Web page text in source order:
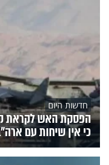
חדשות היום
הפסקת האש לקראת
כי אין שיחות עם